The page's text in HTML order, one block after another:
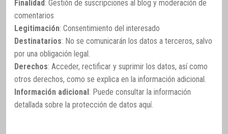
Finalidad: Gestión de suscripciones al blog y moderación de
comentarios
Legitimación: Consentimiento del interesado
Destinatarios: No se comunicarán los datos a terceros, salvo
por una obligación legal.
Derechos: Acceder, rectificar y suprimir los datos, así como
otros derechos, como se explica en la información adicional.
Información adicional: Puede consultar la información
detallada sobre la protección de datos aquí.